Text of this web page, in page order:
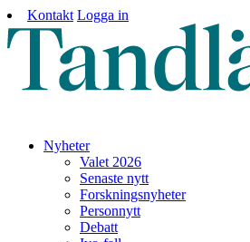
Kontakt Logga in
Nyheter
Valet 2026
Senaste nytt
Forskningsnyheter
Personnytt
Debatt